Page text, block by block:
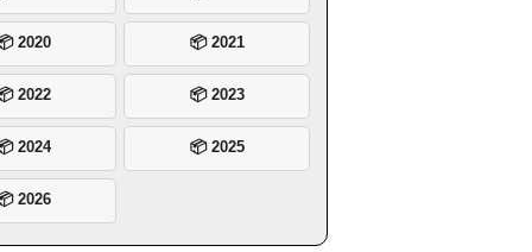
2020 📦 2021
2022 📦 2023
2024 📦 2025
2026